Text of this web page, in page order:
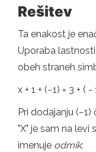
Rešitev
Ta enakost je
Uporaba lastnosti
obeh straneh
x + 1 + (−1) = 3 + ( -
Pri dodajanju
"X" je sam na levi
imenuje odmik: